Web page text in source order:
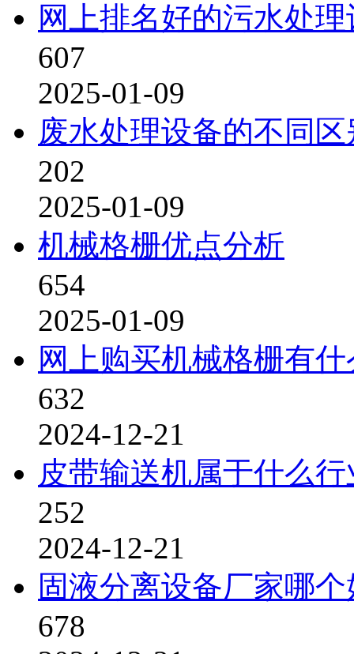
网上排名好的污水处
607
2025-01-09
废水处理设备的不同区
202
2025-01-09
机械格栅优点分析
654
2025-01-09
网上购买机械格栅有
632
2024-12-21
皮带输送机属于什么行
252
2024-12-21
固液分离设备厂家哪个
678